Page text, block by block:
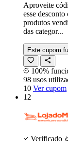
Aproveite
esse
produtos
das categor...
Este cupom
100%
98 usos
10 Ver cupom
12
Verificado